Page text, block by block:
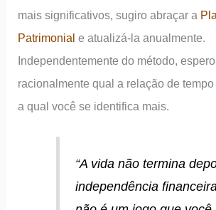
mais significativos, sugiro abraçar a
Patrimonial e atualizá-la anualmente.
Independentemente do método,
racionalmente qual a relação de
a qual você se identifica mais.
“A vida não termina
independência